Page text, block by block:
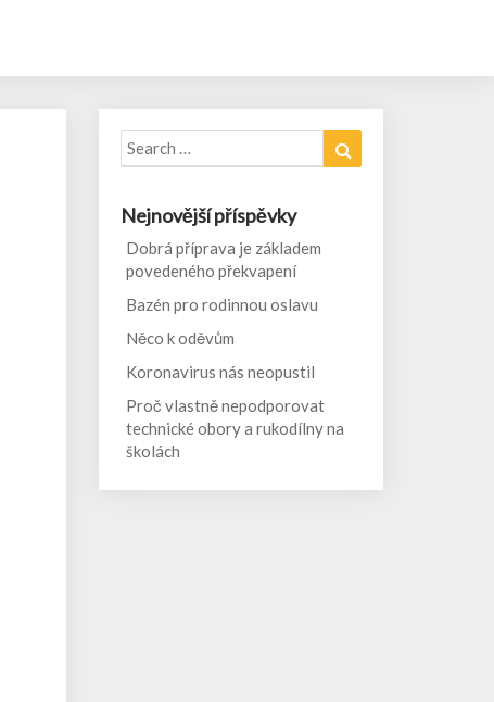
Search
for:
Nejnovější příspěvky
Dobrá příprava je základem
povedeného překvapení
Bazén pro rodinnou oslavu
Něco k oděvům
Koronavirus nás neopustil
Proč vlastně nepodporovat
technické obory a rukodílny na
školách